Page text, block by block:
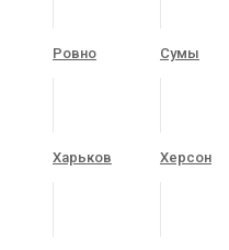
Ровно Сумы
Харьков Херсон